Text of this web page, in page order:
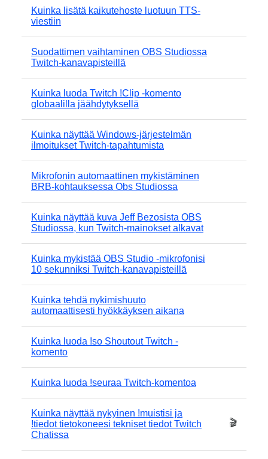
Kuinka lisätä kaikutehoste luotuun TTS-
viestiin
Suodattimen vaihtaminen OBS Studiossa
Twitch-kanavapisteillä
Kuinka luoda Twitch !Clip -komento
globaalilla jäähdytyksellä
Kuinka näyttää Windows-järjestelmän
ilmoitukset Twitch-tapahtumista
Mikrofonin automaattinen mykistäminen
BRB-kohtauksessa Obs Studiossa
Kuinka näyttää kuva Jeff Bezosista OBS
Studiossa, kun Twitch-mainokset alkavat
Kuinka mykistää OBS Studio -mikrofonisi
10 sekunniksi Twitch-kanavapisteillä
Kuinka tehdä nykimishuuto
automaattisesti hyökkäyksen aikana
Kuinka luoda !so Shoutout Twitch -
komento
Kuinka luoda !seuraa Twitch-komentoa
Kuinka näyttää nykyinen !muistisi ja
!tiedot tietokoneesi tekniset tiedot Twitch
Chatissa
🎬